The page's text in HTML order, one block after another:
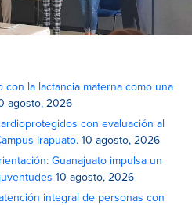
con la lactancia materna como una
agosto, 2026
con evaluación al
Irapuato. 10 agosto, 2026
Guanajuato impulsa un
10 agosto, 2026
integral de personas con